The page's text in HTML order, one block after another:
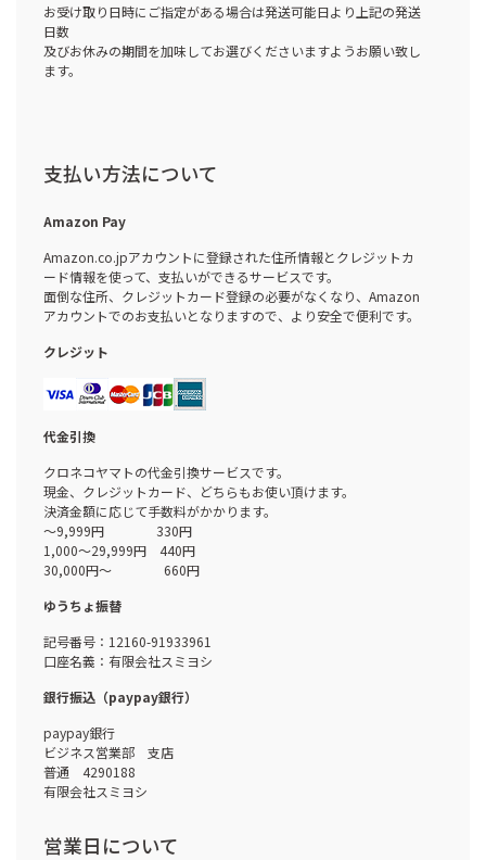
お受け取り日時にご指定がある場合は発送可能日より上記の発送
日数
及びお休みの期間を加味してお選びくださいますようお願い致し
ます。
支払い方法について
Amazon Pay
Amazon.co.jpアカウントに登録された住所情報とクレジットカ
ード情報を使って、支払いができるサービスです。
面倒な住所、クレジットカード登録の必要がなくなり、Amazon
アカウントでのお支払いとなりますので、より安全で便利です。
クレジット
代金引換
クロネコヤマトの代金引換サービスです。
現金、クレジットカード、どちらもお使い頂けます。
決済金額に応じて手数料がかかります。
～9,999円 330円
1,000～29,999円 440円
30,000円～ 660円
ゆうちょ振替
記号番号：12160-91933961
口座名義：有限会社スミヨシ
銀行振込（paypay銀行）
paypay銀行
ビジネス営業部 支店
普通 4290188
有限会社スミヨシ
営業日について